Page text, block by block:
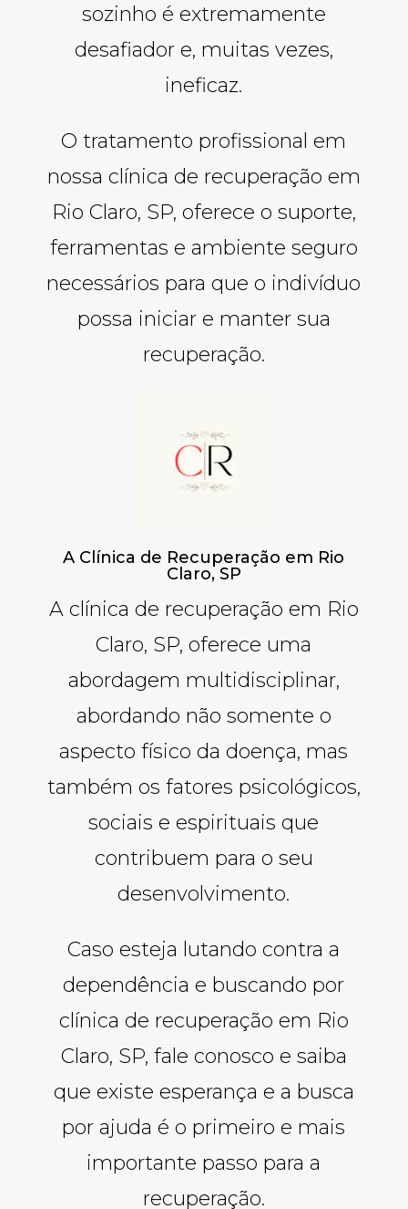
sozinho é extremamente
desafiador e, muitas vezes,
ineficaz.
O tratamento profissional em
nossa clínica de recuperação em
Rio Claro, SP, oferece o suporte,
ferramentas e ambiente seguro
necessários para que o indivíduo
possa iniciar e manter sua
recuperação.
A Clínica de Recuperação em Rio
Claro, SP
A clínica de recuperação em Rio
Claro, SP, oferece uma
abordagem multidisciplinar,
abordando não somente o
aspecto físico da doença, mas
também os fatores psicológicos,
sociais e espirituais que
contribuem para o seu
desenvolvimento.
Caso esteja lutando contra a
dependência e buscando por
clínica de recuperação em Rio
Claro, SP, fale conosco e saiba
que existe esperança e a busca
por ajuda é o primeiro e mais
importante passo para a
recuperação.